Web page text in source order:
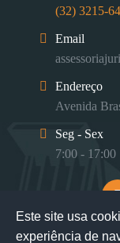
(32) 3215-
Email
Endereço
Avenida
Seg - Sex
7:00 - 17:00
Este site usa
experiência de